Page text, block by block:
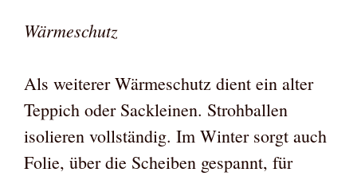
Wärmeschutz
Als weiterer Wärmeschutz dient ein alter
Teppich oder Sackleinen. Strohballen
isolieren vollständig. Im Winter sorgt auch
Folie, über die Scheiben gespannt, für